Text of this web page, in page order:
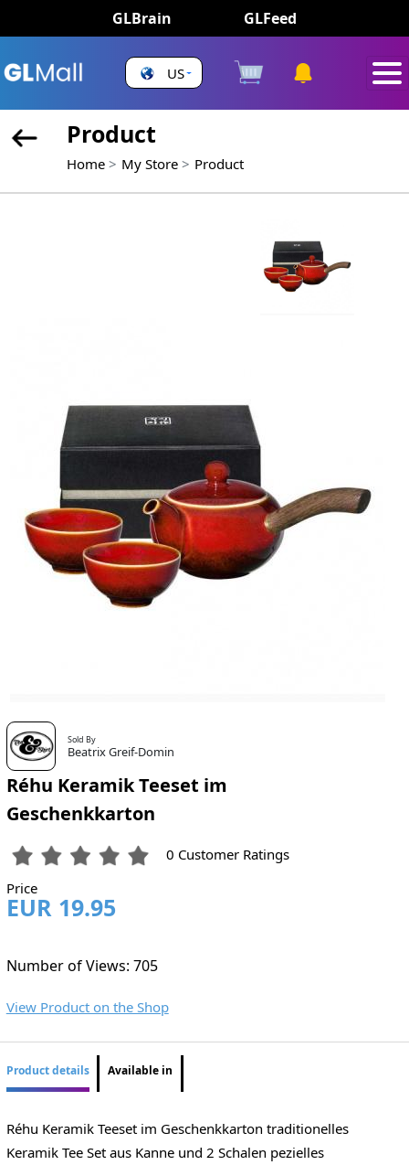
GLBrain GLFeed
US
Product
Home My Store Product
Sold By
Beatrix Greif-Domin
Réhu Keramik Teeset im
Geschenkkarton
0 Customer Ratings
Price
EUR 19.95
Number of Views: 705
View Product on the Shop
Product details Available in
Réhu Keramik Teeset im Geschenkkarton traditionelles
Keramik Tee Set aus Kanne und 2 Schalen pezielles